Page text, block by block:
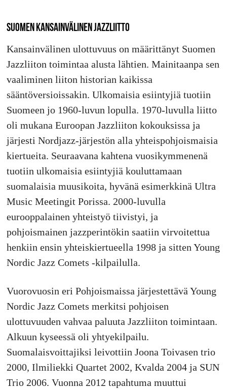
SUOMEN KANSAINVÄLINEN JAZZLIITTO
Kansainvälinen ulottuvuus on määrittänyt Suomen
Jazzliiton toimintaa alusta lähtien. Mainitaanpa sen
vaaliminen liiton historian kaikissa
sääntöversioissakin. Ulkomaisia esiintyjiä tuotiin
Suomeen jo 1960-luvun lopulla. 1970-luvulla liitto
oli mukana Euroopan Jazzliiton kokouksissa ja
järjesti Nordjazz-järjestön alla yhteispohjoismaisia
kiertueita. Seuraavana kahtena vuosikymmenenä
tuotiin ulkomaisia esiintyjiä kouluttamaan
suomalaisia muusikoita, hyvänä esimerkkinä Ultra
Music Meetingit Porissa. 2000-luvulla
eurooppalainen yhteistyö tiivistyi, ja
pohjoismainen jazzperintökin saatiin virvoitettua
henkiin ensin yhteiskiertueella 1998 ja sitten Young
Nordic Jazz Comets -kilpailulla.
Vuorovuosin eri Pohjoismaissa järjestettävä Young
Nordic Jazz Comets merkitsi pohjoisen
ulottuvuuden vahvaa paluuta Jazzliiton toimintaan.
Alkuun kyseessä oli yhtyekilpailu.
Suomalaisvoittajiksi leivottiin Joona Toivasen trio
2000, Ilmiliekki Quartet 2002, Kvalda 2004 ja SUN
Trio 2006. Vuonna 2012 tapahtuma muuttui